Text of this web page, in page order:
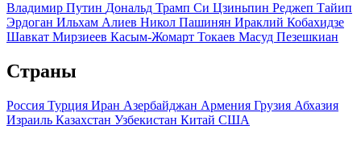
Владимир Путин Дональд Трамп Си Цзиньпин Реджеп Тайип
Эрдоган Ильхам Алиев Никол Пашинян Ираклий Кобахидзе
Шавкат Мирзиеев Касым-Жомарт Токаев Масуд Пезешкиан
Страны
Россия Турция Иран Азербайджан Армения Грузия Абхазия
Израиль Казахстан Узбекистан Китай США